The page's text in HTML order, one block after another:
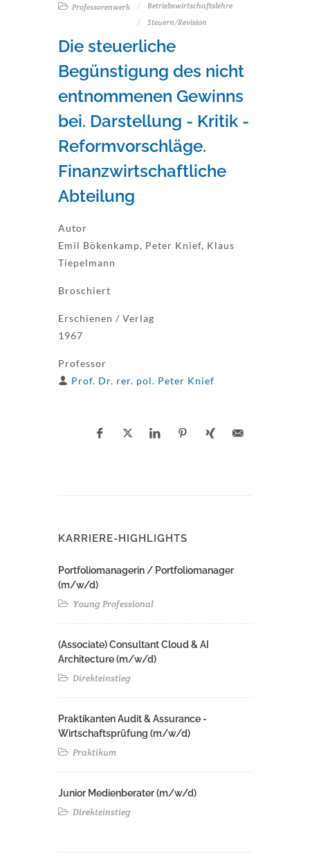
Professorenwerk
Betriebswirtschaftslehre
Steuern/Revision
Die steuerliche
Begünstigung des nicht
entnommenen Gewinns
bei. Darstellung - Kritik -
Reformvorschläge.
Finanzwirtschaftliche
Abteilung
Autor
Emil Bökenkamp, Peter Knief, Klaus
Tiepelmann
Broschiert
Erschienen / Verlag
1967
Professor
Prof. Dr. rer. pol. Peter Knief
KARRIERE-HIGHLIGHTS
Portfoliomanagerin / Portfoliomanager
(m/w/d)
Young Professional
(Associate) Consultant Cloud & AI
Architecture (m/w/d)​ ​
Direkteinstieg
Praktikanten Audit & Assurance -
Wirtschaftsprüfung (m/w/d)
Praktikum
Junior Medienberater (m/w/d)
Direkteinstieg